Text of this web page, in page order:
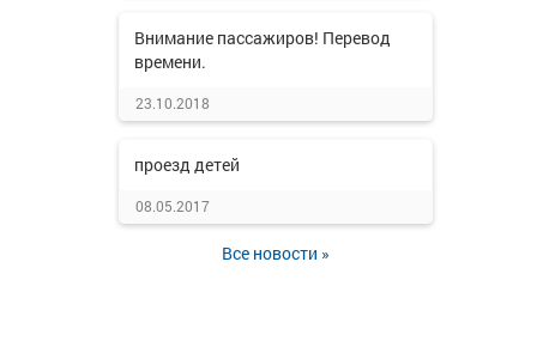
Внимание пассажиров! Перевод
времени.
23.10.2018
проезд детей
08.05.2017
Все новости »